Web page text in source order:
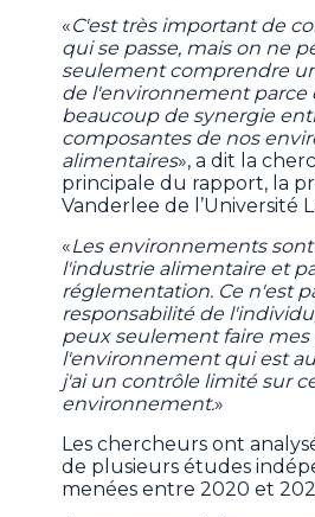
«C'est très important de
qui se passe, mais on ne
seulement comprendre
de l'environnement parce
beaucoup de synergie
composantes de nos
alimentaires», a dit la
principale du rapport, la
Vanderlee de l’Université
«Les environnements
l'industrie alimentaire et
réglementation. Ce n'est
responsabilité de
peux seulement faire mes
l'environnement qui est
j'ai un contrôle limité sur
environnement.»
Les chercheurs ont
de plusieurs études
menées entre 2020 et